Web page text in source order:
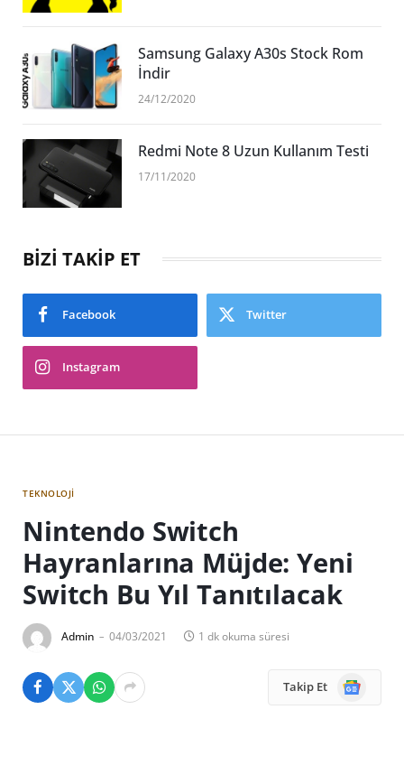
Samsung Galaxy A30s Stock Rom
İndir
24/12/2020
Redmi Note 8 Uzun Kullanım Testi
17/11/2020
BİZİ TAKİP ET
Facebook Twitter
Instagram
TEKNOLOJI
Nintendo Switch
Hayranlarına Müjde: Yeni
Switch Bu Yıl Tanıtılacak
Admin 04/03/2021 1 dk okuma süresi
Takip Et
Google
News